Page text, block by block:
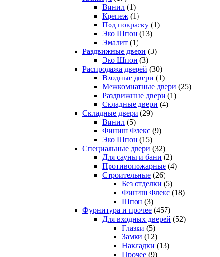
Винил (1)
Крепеж (1)
Под покраску (1)
Эко Шпон (13)
Эмалит (1)
Раздвижные двери (3)
Эко Шпон (3)
Распродажа дверей (30)
Входные двери (1)
Межкомнатные двери (25)
Раздвижные двери (1)
Складные двери (4)
Складные двери (29)
Винил (5)
Финиш Флекс (9)
Эко Шпон (15)
Специальные двери (32)
Для сауны и бани (2)
Противопожарные (4)
Строительные (26)
Без отделки (5)
Финиш Флекс (18)
Шпон (3)
Фурнитура и прочее (457)
Для входных дверей (52)
Глазки (5)
Замки (12)
Накладки (13)
Прочее (9)